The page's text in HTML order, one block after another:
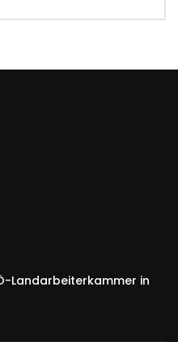
Landarbeiterkammer in